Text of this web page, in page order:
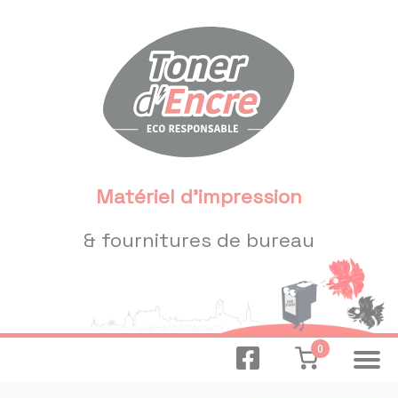
Matériel d'impression
& fournitures de bureau
0